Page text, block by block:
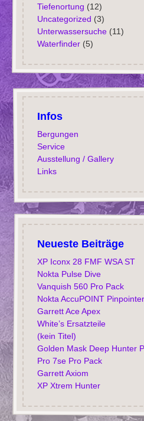
Tiefenortung (12)
Uncategorized (3)
Unterwassersuche(11)
Waterfinder(5)
Infos
Bergungen
Service
Ausstellung / Gallery
Links
Neueste Beiträge
XP Iconx 28 FMF WSA ST
Nokta Pulse Dive
Vanquish 560 Pro Pack
Nokta AccuPOINT Pinpointer
Garrett Ace Apex
White’s Ersatzteile
(kein Titel)
Golden Mask Deep Hunter
Pro 7se Pro Pack
Garrett Axiom
XP Xtrem Hunter